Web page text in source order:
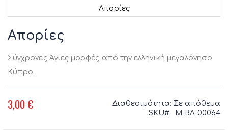
Απορίες
στην
αρχή
συλλογής
εικόνων
Απορίες
Σύγχρονες Άγιες μορφές από την ελληνική μεγαλόνησο
Κύπρο.
3,00 € Διαθεσιμότητα: Σε απόθεμα
SKU
Μ-ΒΛ-00064